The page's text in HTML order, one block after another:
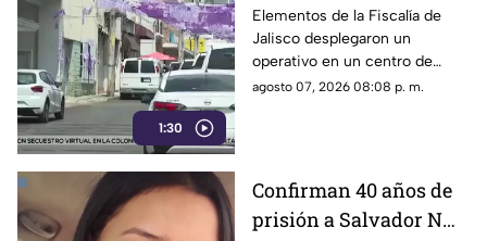
1:30
anexo de la colonia
Olímpica en
Guadalajara
Elementos de la Fiscalía de
Jalisco desplegaron un
operativo en un centro de
rehabilitación de la colonia
agosto 07, 2026 08:08 p. m.
Confirman 40 años de
prisión a Salvador N